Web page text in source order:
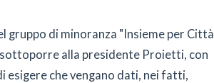
gruppo di minoranza "Insieme per Città
sottoporre alla presidente Proietti, con
esigere che vengano dati, nei fatti,